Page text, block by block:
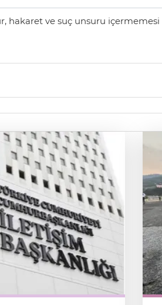
hakaret ve suç unsuru içermemesi